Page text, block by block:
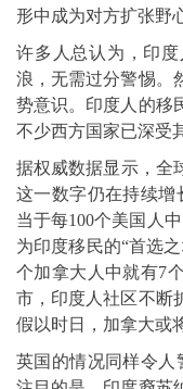
形中成为对方扩张野
许多人总认为，印
浪，无需过分警惕。
势意识。印度人的移
不少西方国家已深受
据权威数据显示，全
这一数字仍在持续增
当于每100个美国人
为印度移民的“首选
个加拿大人中就有7
市，印度人社区不断
假以时日，加拿大或
英国的情况同样令人